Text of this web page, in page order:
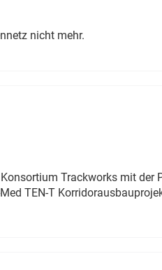
nicht mehr.
Trackworks mit der
TEN-T